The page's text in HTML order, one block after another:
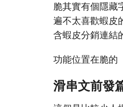
脆其實有個隱藏
遍不太喜歡蝦皮
含蝦皮分銷連結
功能位置在脆的
滑串文前發